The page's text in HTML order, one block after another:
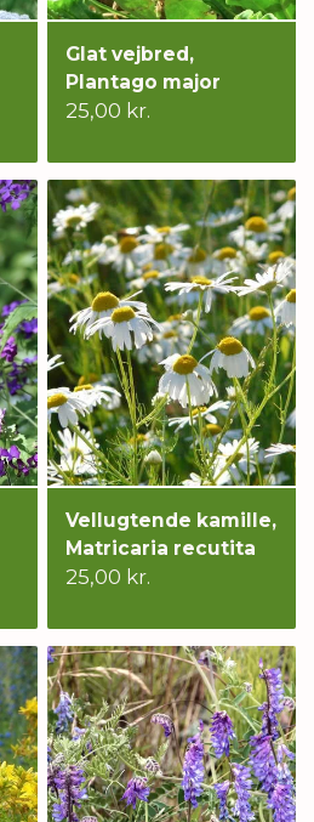
Glat vejbred,
Plantago major
25,00 kr.
Vellugtende kamille,
Matricaria recutita
25,00 kr.